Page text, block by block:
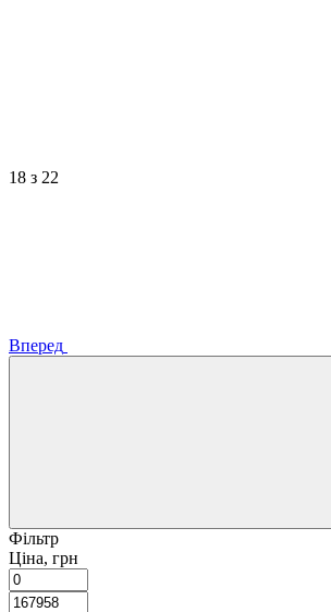
18 з 22
Вперед
Фільтр
Ціна, грн